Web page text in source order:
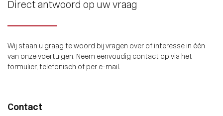
Direct antwoord op uw vraag
Wij staan u graag te woord bij vragen over of interesse in één
van onze voertuigen. Neem eenvoudig contact op via het
formulier, telefonisch of per e-mail.
Contact